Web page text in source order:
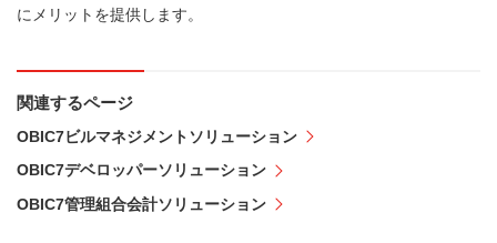
にメリットを提供します。
関連するページ
OBIC7ビルマネジメントソリューション
OBIC7デベロッパーソリューション
OBIC7管理組合会計ソリューション